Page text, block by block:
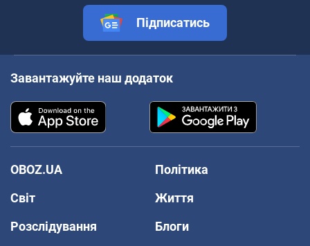
Підписатись
Завантажуйте наш додаток
OBOZ.UA
Політика
Світ
Життя
Розслідування
Блоги